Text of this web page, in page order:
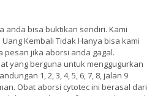
anda bisa buktikan sendiri. Kami
Kembali Tidak Hanya bisa kami
pesan jika aborsi anda gagal.
yang berguna untuk menggugurkan
1, 2, 3, 4, 5, 6, 7, 8, jalan 9
Obat aborsi cytotec ini berasal dari